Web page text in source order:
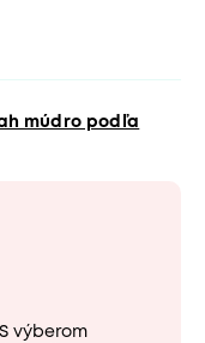
múdro podľa
výberom